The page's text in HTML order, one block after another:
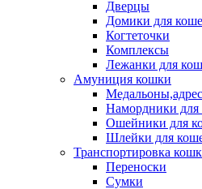
Дверцы
Домики для
Когтеточки
Комплексы
Лежанки для
Амуниция кошки
Намордники для
Ошейники для
Шлейки для
Транспортировка
Переноски
Сумки